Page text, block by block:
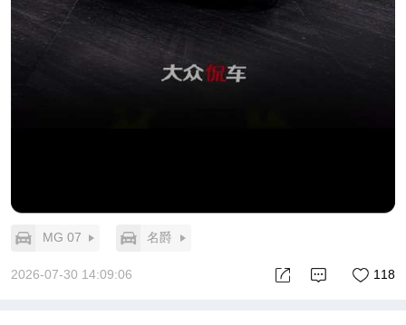
MG 07 名爵
2026-07-30 14:09:06 118